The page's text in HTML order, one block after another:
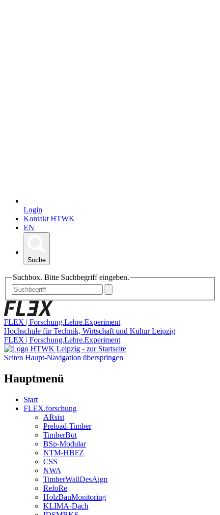
Login
Kontakt HTWK
EN
Suche
Suchbox. Bitte Suchbegriff eingeben.
FLEX | Forschung.Lehre.Experiment
Hochschule für Technik, Wirtschaft und Kultur Leipzig
FLEX | Forschung.Lehre.Experiment
Seiten Haupt-Navigation überspringen
Hauptmenü
Start
FLEX.forschung
ARsist
Preload-Timber
TimberBot
BSp-Modular
NTM-HBFZ
CSS
NWA
TimberWallDesAign
RefoRe
HolzBauMonitoring
KLIMA-Dach